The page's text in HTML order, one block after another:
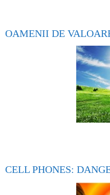
OAMENII DE
CELL PHONES: